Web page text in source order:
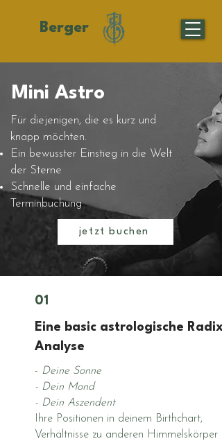
Berger
Mini Astro
Für diejenigen, die es kurz und
knapp möchten.
Ein bewusster Einstieg in die Welt
der Sterne
Schnelle und einfache
Terminbuchung
jetzt buchen
01
Eine basic astrologische Radix
Analyse
- Deine Sonne
- Dein Mond
- Dein Aszendent
Ihre Positionen in deinem Birthchart,
Verhältnisse zu anderen Himmelskörper